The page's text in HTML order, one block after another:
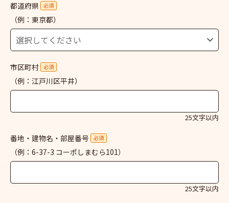
都道府県 必須
（例：東京都）
市区町村 必須
（例：江戸川区平井）
25文字以内
番地・建物名・部屋番号 必須
（例：6-37-3 コーポしまむら101）
25文字以内